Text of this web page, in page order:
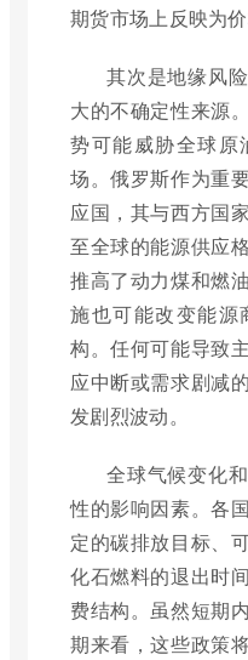
期货市场上反映为价
其次是地缘风
大的不确定性来源
势可能威胁全球原
场。俄罗斯作为重
应国，其与西方国
至全球的能源供应
推高了动力煤和燃
施也可能改变能源
构。任何可能导致
应中断或需求剧减
发剧烈波动。
全球气候变化
性的影响因素。各
定的碳排放目标、
化石燃料的退出时
费结构。虽然短期
期来看，这些政策